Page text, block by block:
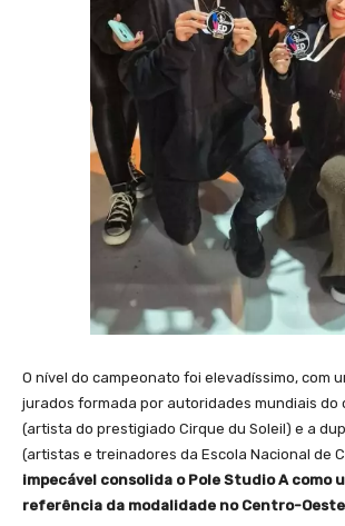
​O nível do campeonato foi elevadíssimo, com
jurados formada por autoridades mundiais do
(artista do prestigiado Cirque du Soleil) e a
(artistas e treinadores da Escola Nacional de
impecável consolida o Pole Studio A como
referência da modalidade no Centro-